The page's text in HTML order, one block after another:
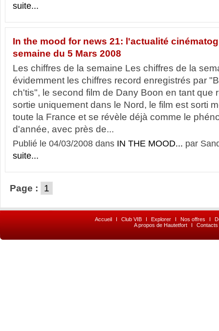
suite...
In the mood for news 21: l'actualité
semaine du 5 Mars 2008
Les chiffres de la semaine Les chiffres de la
évidemment les chiffres record enregistrés par
ch'tis", le second film de Dany Boon en tant que
sortie uniquement dans le Nord, le film est sorti
toute la France et se révèle déjà comme le
d'année, avec près de...
Publié le 04/03/2008 dans IN THE MOOD... par
suite...
Page : 1
Accueil I Club VIB I Explorer I Nos offres I
A propos de Hautetfort
I Contacts